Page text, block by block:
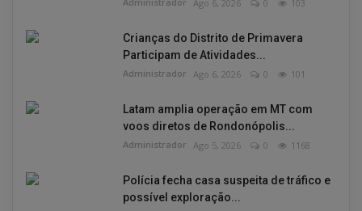
Ago 6, 2026 0 103
Crianças do Distrito de Primavera
Participam de Atividades...
Administrador Ago 6, 2026 0 101
Latam amplia operação em MT com
voos diretos de Rondonópolis...
Administrador Ago 5, 2026 0 1168
Polícia fecha casa suspeita de tráfico e
possível exploração...